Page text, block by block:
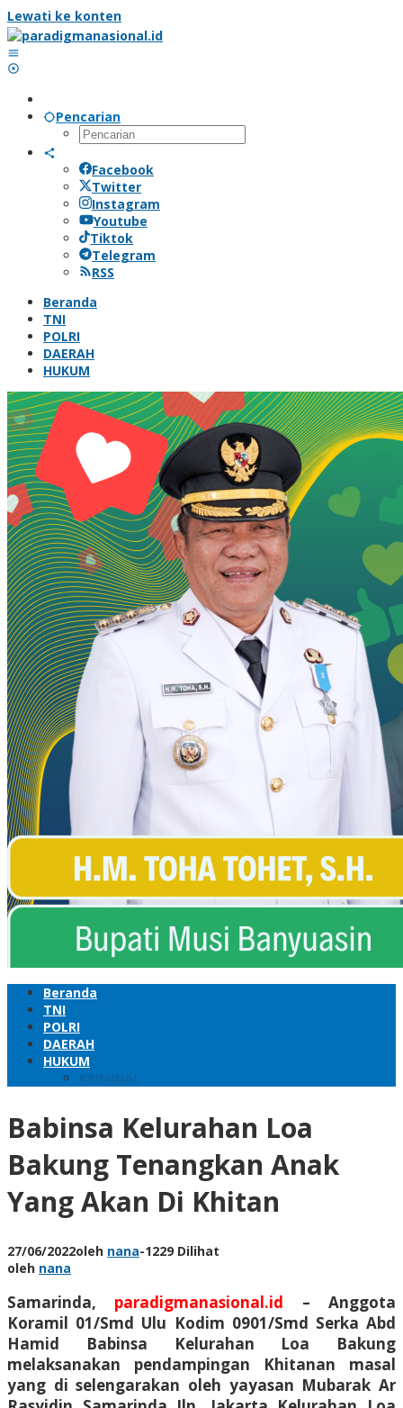
Lewati ke konten
Pencarian
Facebook
Twitter
Instagram
Youtube
Tiktok
Telegram
RSS
Beranda
TNI
POLRI
DAERAH
HUKUM
Beranda
TNI
POLRI
DAERAH
HUKUM
KRIMINAL
Babinsa Kelurahan Loa
Bakung Tenangkan Anak
Yang Akan Di Khitan
27/06/2022oleh nana-1229 Dilihat
oleh nana
Samarinda, paradigmanasional.id – Anggota
Koramil 01/Smd Ulu Kodim 0901/Smd Serka Abd
Hamid Babinsa Kelurahan Loa Bakung
melaksanakan pendampingan Khitanan masal
yang di selengarakan oleh yayasan Mubarak Ar